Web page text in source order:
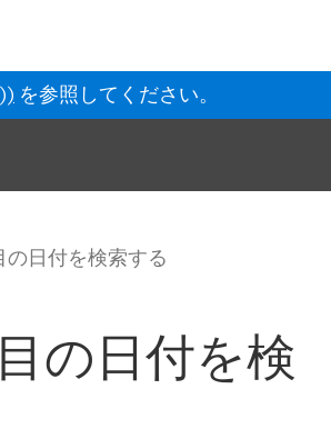
を参照してください。
の日付を検索する
の日付を検